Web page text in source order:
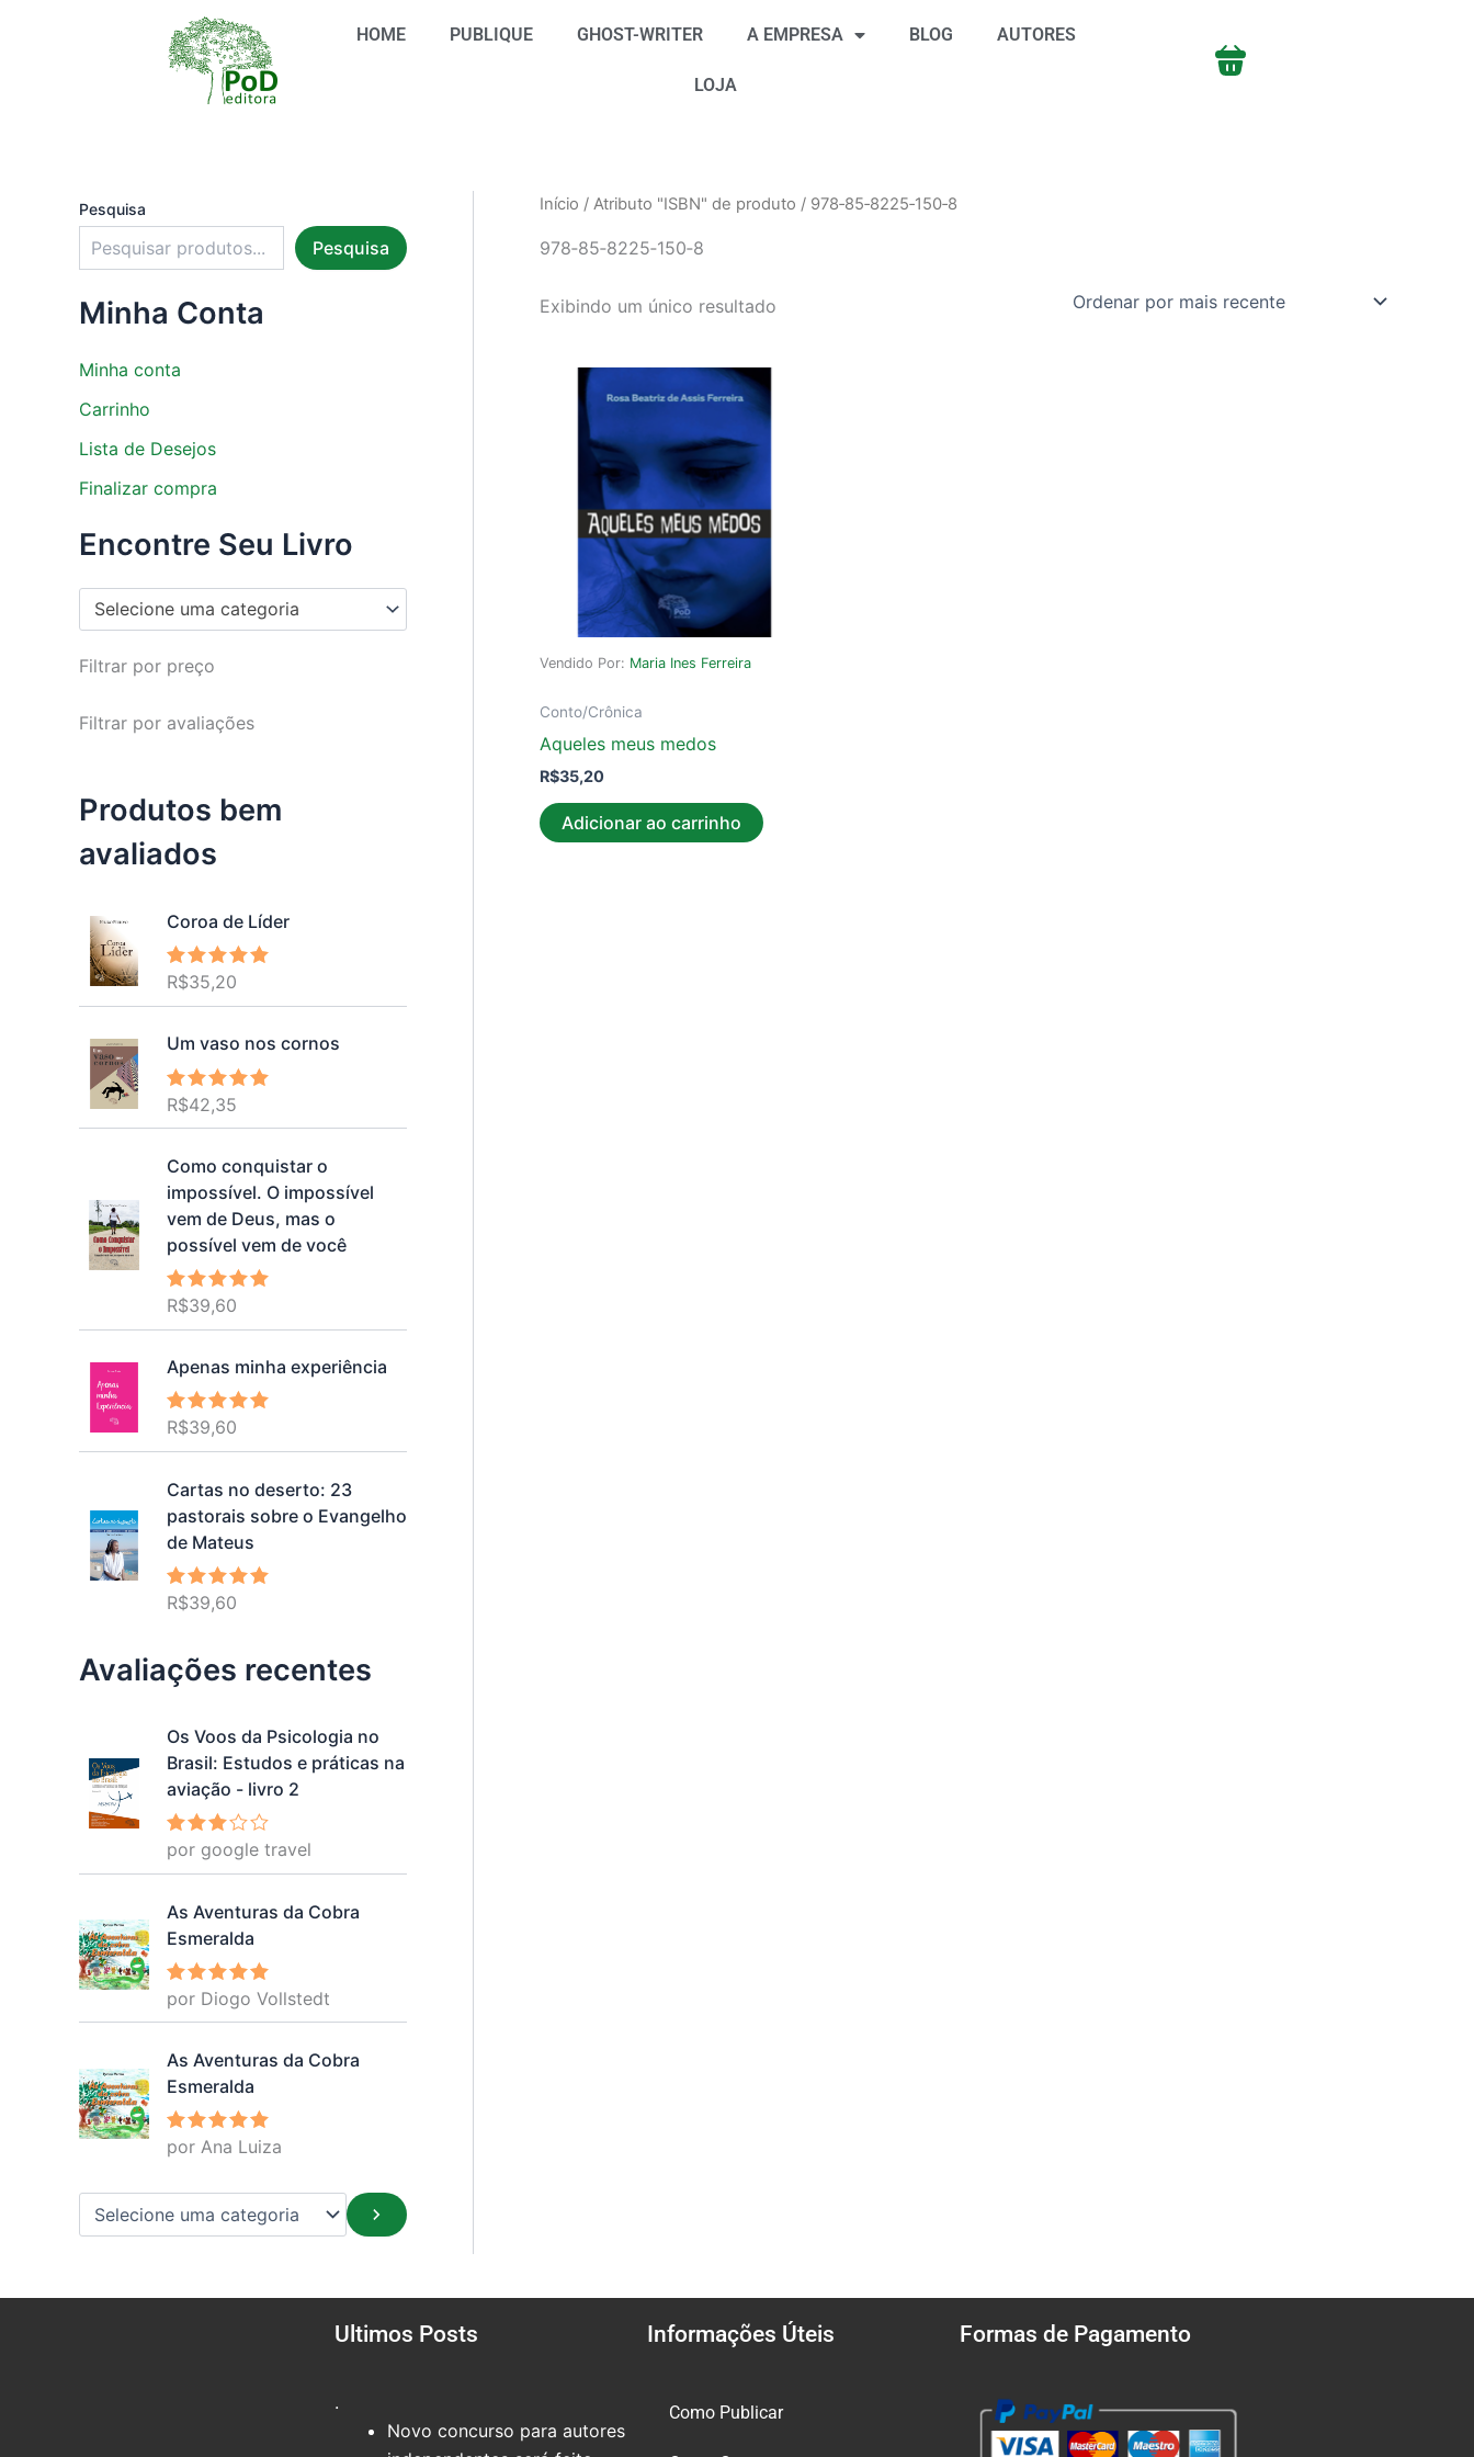
HOME PUBLIQUE GHOST-WRITER A EMPRESA BLOG AUTORES
LOJA
Pesquisa
Pesquisa
Minha Conta
Minha conta
Carrinho
Lista de Desejos
Finalizar compra
Encontre Seu Livro
Selecione uma categoria
Filtrar por preço
Filtrar por avaliações
Produtos bem
avaliados
Coroa de Líder
Avaliação
R$35,20
Um vaso nos cornos
Avaliação
de 5
R$42,35
Como conquistar o
impossível. O impossível
vem de Deus, mas o
possível vem de você
Avaliação
R$39,60
Apenas minha experiência
Avaliação
R$39,60
Cartas no deserto: 23
pastorais sobre o Evangelho
de Mateus
Avaliação
R$39,60
Avaliações recentes
Os Voos da Psicologia no
Brasil: Estudos e práticas na
aviação - livro 2
Avalia
ção 3
por google travel
As Aventuras da Cobra
Esmeralda
Avaliação
5
por Diogo Vollstedt
As Aventuras da Cobra
Esmeralda
Avaliação
5
por Ana Luiza
u
m
c
g
o
r
a
Início / Atributo "ISBN" de produto / 978‐85‐8225‐150‐8
978‐85‐8225‐150‐8
Exibindo um único resultado
Vendido Por: Maria Ines Ferreira
Conto/Crônica
Aqueles meus medos
R$35,20
Adicionar ao carrinho
Ultimos Posts
.
Novo concurso para autores
Informações Úteis
Como Publicar
Formas de Pagamento